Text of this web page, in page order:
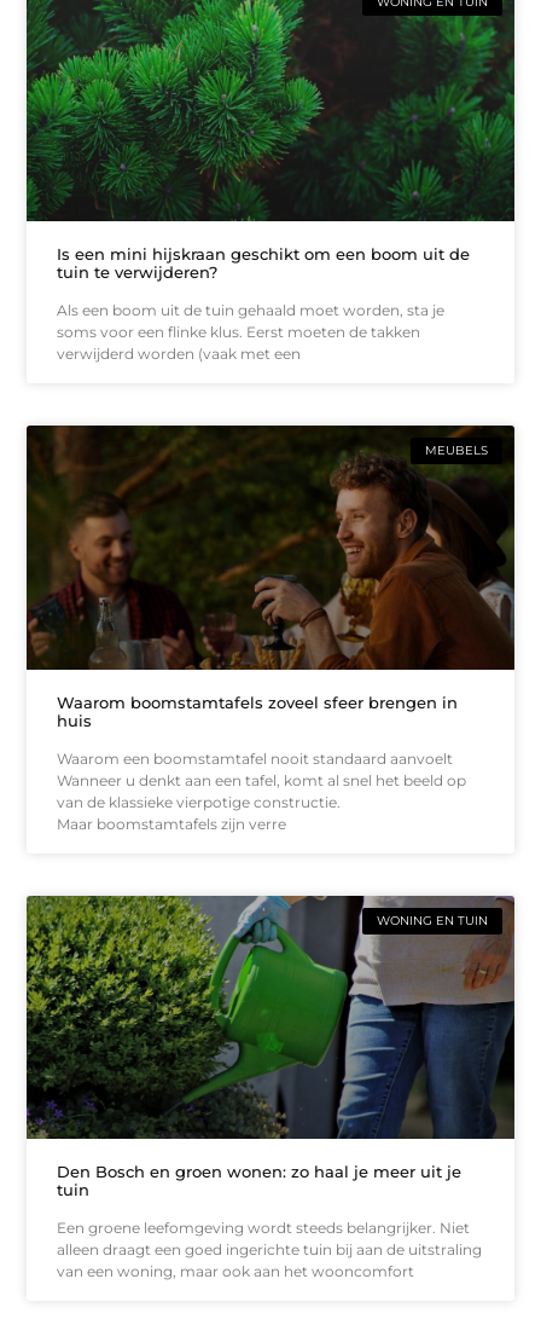
Is een mini hijskraan geschikt om een boom uit de
tuin te verwijderen?
Als een boom uit de tuin gehaald moet worden, sta je
soms voor een flinke klus. Eerst moeten de takken
verwijderd worden (vaak met een
MEUBELS
Waarom boomstamtafels zoveel sfeer brengen in
huis
Waarom een boomstamtafel nooit standaard aanvoelt
Wanneer u denkt aan een tafel, komt al snel het beeld op
van de klassieke vierpotige constructie.
Maar boomstamtafels zijn verre
WONING EN TUIN
Den Bosch en groen wonen: zo haal je meer uit je
tuin
Een groene leefomgeving wordt steeds belangrijker. Niet
alleen draagt een goed ingerichte tuin bij aan de uitstraling
van een woning, maar ook aan het wooncomfort